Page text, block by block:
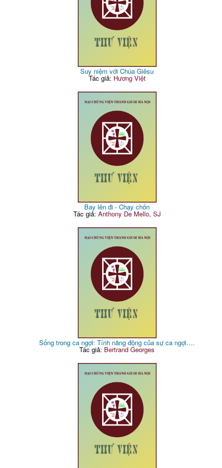
Suy niệm với Chúa Giêsu
Tác giả: Hương Việt
Bay lên đi - Chạy chốn
Tác giả: Anthony De Mello, SJ
Sống trong ca ngợi: Tính năng động của sự ca ngợi….
Tác giả: Bertrand Georges